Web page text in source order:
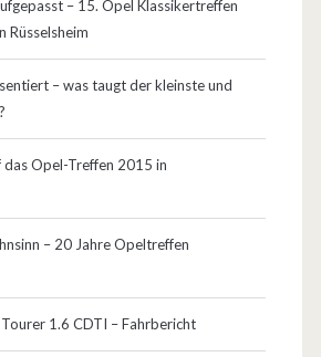
– 15. Opel Klassikertreffen
Rüsselsheim
– was taugt der kleinste und
das Opel-Treffen 2015 in
– 20 Jahre Opeltreffen
1.6 CDTI – Fahrbericht